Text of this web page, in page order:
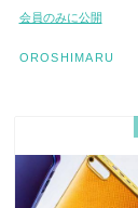
会員のみに公開
OROSHIMARU